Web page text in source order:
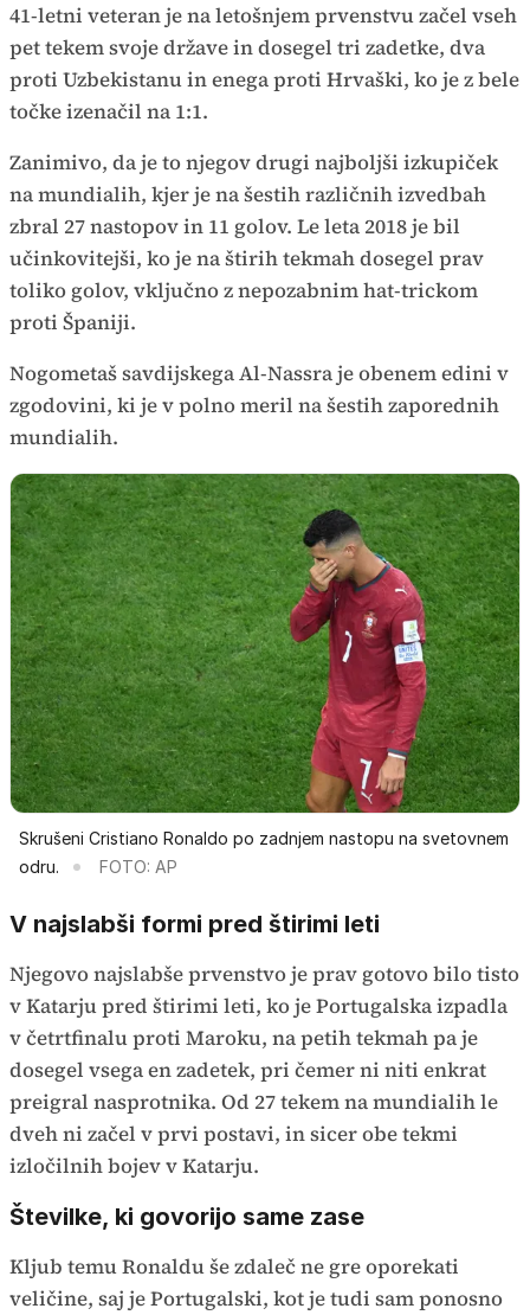
41-letni veteran je na letošnjem prvenstvu začel vseh
pet tekem svoje države in dosegel tri zadetke, dva
proti Uzbekistanu in enega proti Hrvaški, ko je z bele
točke izenačil na 1:1.
Zanimivo, da je to njegov drugi najboljši izkupiček
na mundialih, kjer je na šestih različnih izvedbah
zbral 27 nastopov in 11 golov. Le leta 2018 je bil
učinkovitejši, ko je na štirih tekmah dosegel prav
toliko golov, vključno z nepozabnim hat-trickom
proti Španiji.
Nogometaš savdijskega Al-Nassra je obenem edini v
zgodovini, ki je v polno meril na šestih zaporednih
mundialih.
Skrušeni Cristiano Ronaldo po zadnjem nastopu na svetovnem
odru.
FOTO: AP
V najslabši formi pred štirimi leti
Njegovo najslabše prvenstvo je prav gotovo bilo tisto
v Katarju pred štirimi leti, ko je Portugalska izpadla
v četrtfinalu proti Maroku, na petih tekmah pa je
dosegel vsega en zadetek, pri čemer ni niti enkrat
preigral nasprotnika. Od 27 tekem na mundialih le
dveh ni začel v prvi postavi, in sicer obe tekmi
izločilnih bojev v Katarju.
Številke, ki govorijo same zase
Kljub temu Ronaldu še zdaleč ne gre oporekati
veličine, saj je Portugalski, kot je tudi sam ponosno